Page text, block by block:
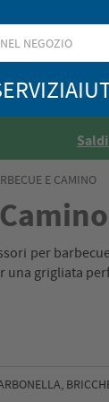
E CAMINO
per
una grigliata